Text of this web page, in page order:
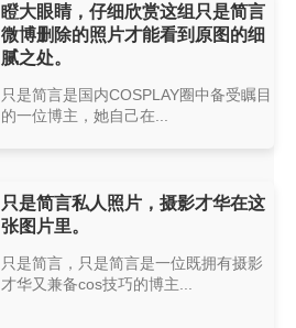
瞪大眼睛，仔细欣赏这组只是简言
微博删除的照片才能看到原图的细
腻之处。
只是简言是国内COSPLAY圈中备受瞩目
的一位博主，她自己在...
只是简言私人照片，摄影才华在这
张图片里。
只是简言，只是简言是一位既拥有摄影
才华又兼备cos技巧的博主...